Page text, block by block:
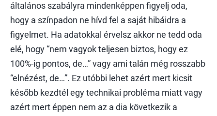
általános szabályra mindenképpen figyelj oda,
hogy a színpadon ne hívd fel a saját hibáidra a
figyelmet. Ha adatokkal érvelsz akkor ne tedd oda
elé, hogy “nem vagyok teljesen biztos, hogy ez
100%-ig pontos, de…” vagy ami talán még rosszabb
“elnézést, de…”. Ez utóbbi lehet azért mert kicsit
később kezdtél egy technikai probléma miatt vagy
azért mert éppen nem az a dia következik a